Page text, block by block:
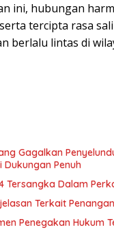
ini, hubungan
tercipta rasa
berlalu lintas di
Gagalkan
Dukungan Penuh
Tersangka Dalam
Terkait
Penegakan Hukum